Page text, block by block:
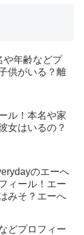
や年齢などプ
供がいる？離
ル！本名や家
女はいるの？
のエーへ
ィール！エー
みそ？エーへ
どプロフィー